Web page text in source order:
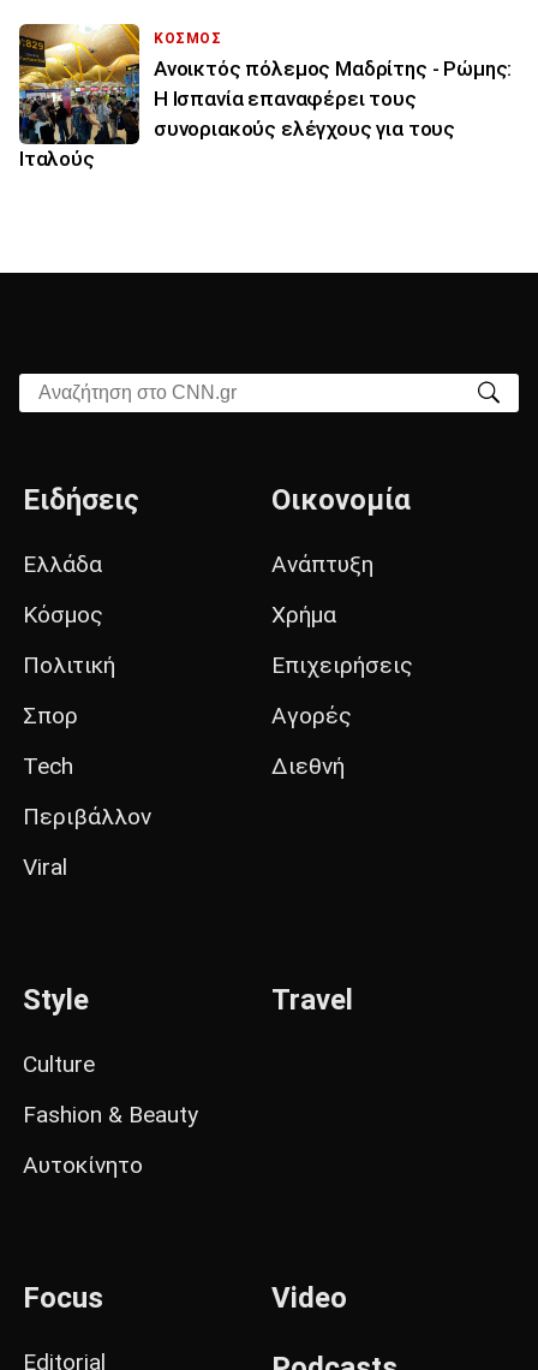
ΚΟΣΜΟΣ
Ανοικτός πόλεμος Μαδρίτης - Ρώμης:
Η Ισπανία επαναφέρει τους
συνοριακούς ελέγχους για τους
Ιταλούς
Αναζήτηση στο CNN.gr
Ειδήσεις
Ελλάδα
Κόσμος
Πολιτική
Σπορ
Tech
Περιβάλλον
Viral
Οικονομία
Ανάπτυξη
Χρήμα
Επιχειρήσεις
Αγορές
Διεθνή
Style
Culture
Fashion & Beauty
Αυτοκίνητο
Travel
Focus
Editorial
Video